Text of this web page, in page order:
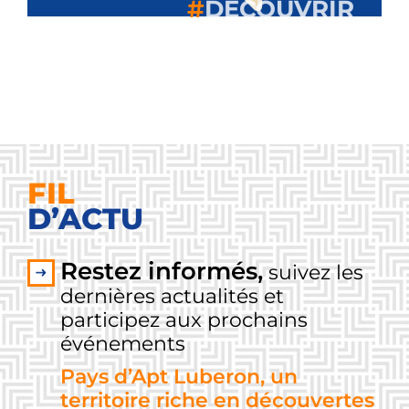
#DECOUVRIR
FIL
D’ACTU
Restez informés,suivez les
dernières actualités et
participez aux prochains
événements
Pays d’Apt Luberon, un
territoire riche en découvertes